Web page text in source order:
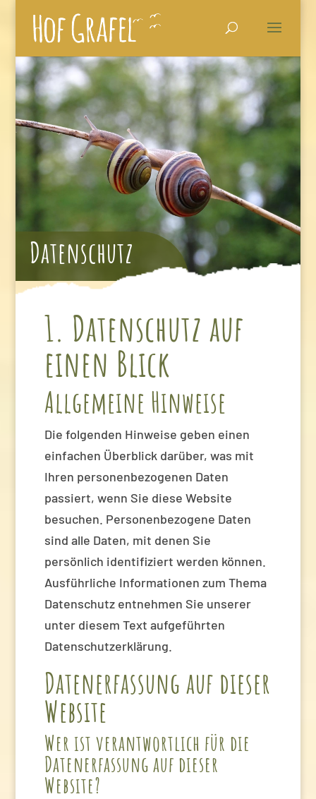
Datenschutz
1. Datenschutz auf
einen Blick
Allgemeine Hinweise
Die folgenden Hinweise geben einen
einfachen Überblick darüber, was mit
Ihren personenbezogenen Daten
passiert, wenn Sie diese Website
besuchen. Personenbezogene Daten
sind alle Daten, mit denen Sie
persönlich identifiziert werden können.
Ausführliche Informationen zum Thema
Datenschutz entnehmen Sie unserer
unter diesem Text aufgeführten
Datenschutzerklärung.
Datenerfassung auf dieser
Website
Wer ist verantwortlich für die
Datenerfassung auf dieser
Website?